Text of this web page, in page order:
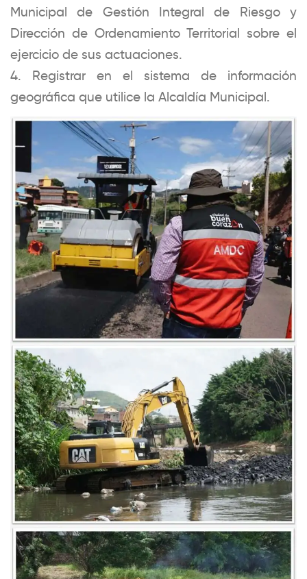
Municipal de Gestión Integral de Riesgo y
Dirección de Ordenamiento Territorial sobre el
ejercicio de sus actuaciones.
4. Registrar en el sistema de información
geográfica que utilice la Alcaldía Municipal.